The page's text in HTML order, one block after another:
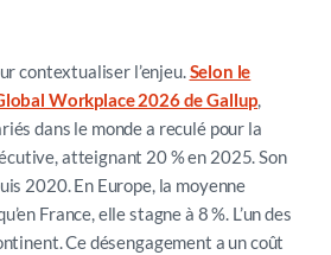
contextualiser l’enjeu.Selon le
Workplace 2026 de Gallup,
dans le monde a reculé pour la
atteignant 20 % en 2025. Son
2020. En Europe, la moyenne
France, elle stagne à 8 %. L’un des
Ce désengagement a un coût